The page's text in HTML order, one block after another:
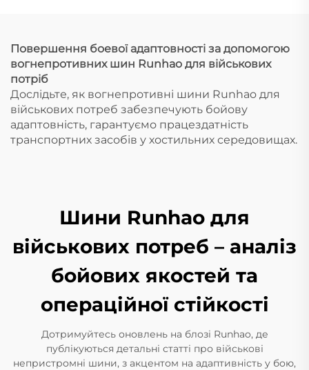
Повершення боевої адаптовності за допомогою
вогнепротивних шин Runhao для військових
потріб
Дослідьте, як вогнепротивні шини Runhao для
військових потреб забезпечують бойову
адаптовність, гарантуємо працездатність
транспортних засобів у хостильних середовищах.
Шини Runhao для
військових потреб – аналіз
бойових якостей та
операційної стійкості
Дотримуйтесь оновлень на блозі Runhao, де
публікуються детальні статті про військові
непристромні шини, з акцентом на адаптивність у бою,